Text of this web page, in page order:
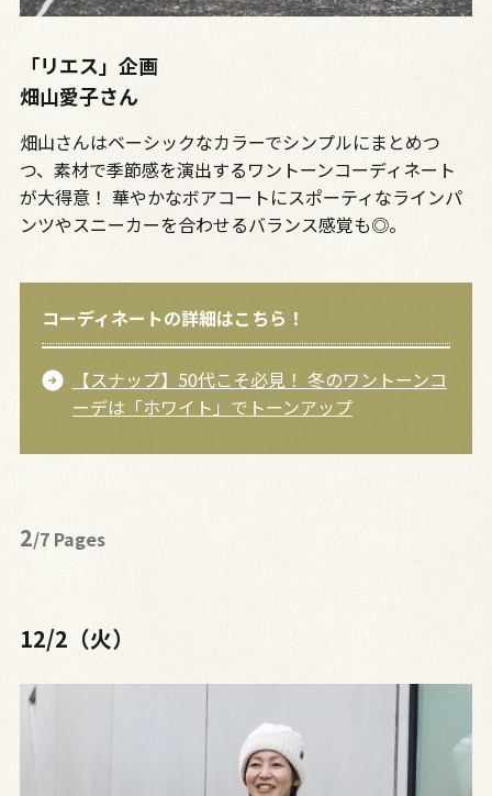
「リエス」企画
畑山愛子さん
畑山さんはベーシックなカラーでシンプルにまとめつ
つ、素材で季節感を演出するワントーンコーディネート
が大得意！ 華やかなボアコートにスポーティなラインパ
ンツやスニーカーを合わせるバランス感覚も◎。
コーディネートの詳細はこちら！
【スナップ】50代こそ必見！ 冬のワントーンコ
ーデは「ホワイト」でトーンアップ
2/7 Pages
12/2（火）